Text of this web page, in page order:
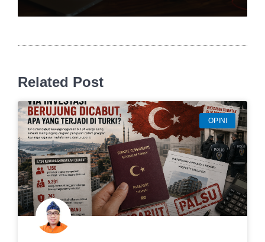
Related Post
OPINI